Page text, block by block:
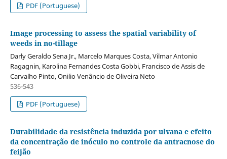
PDF (Portuguese)
Image processing to assess the spatial variability of
weeds in no-tillage
Darly Geraldo Sena Jr., Marcelo Marques Costa, Vilmar Antonio
Ragagnin, Karolina Fernandes Costa Gobbi, Francisco de Assis de
Carvalho Pinto, Onilio Venâncio de Oliveira Neto
536-543
PDF (Portuguese)
Durabilidade da resistência induzida por ulvana e efeito
da concentração de inóculo no controle da antracnose do
feijão